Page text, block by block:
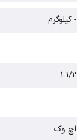
- کیلوگرم
1/2 1
اچ وَک